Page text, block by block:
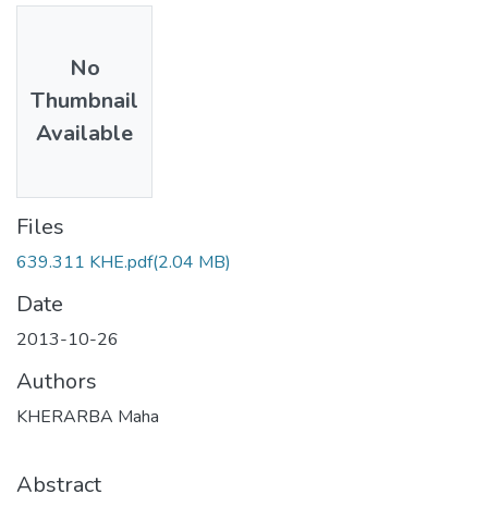
No
Thumbnail
Available
Files
639.311 KHE.pdf(2.04 MB)
Date
2013-10-26
Authors
KHERARBA Maha
Abstract